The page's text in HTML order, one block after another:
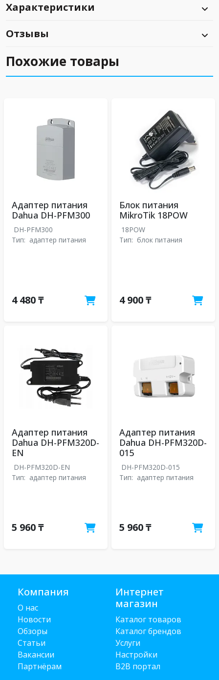
Характеристики
Отзывы
Похожие товары
Адаптер питания
Dahua DH-PFM300
DH-PFM300
Тип: адаптер питания
4 480 ₸
Блок питания
MikroTik 18POW
18POW
Тип: блок питания
4 900 ₸
Адаптер питания
Dahua DH-PFM320D-
EN
DH-PFM320D-EN
Тип: адаптер питания
5 960 ₸
Адаптер питания
Dahua DH-PFM320D-
015
DH-PFM320D-015
Тип: адаптер питания
5 960 ₸
Компания
О нас
Новости
Обзоры
Статьи
Вакансии
Партнёрам
Интернет
магазин
Каталог товаров
Каталог брендов
Услуги
Настройки
B2B портал